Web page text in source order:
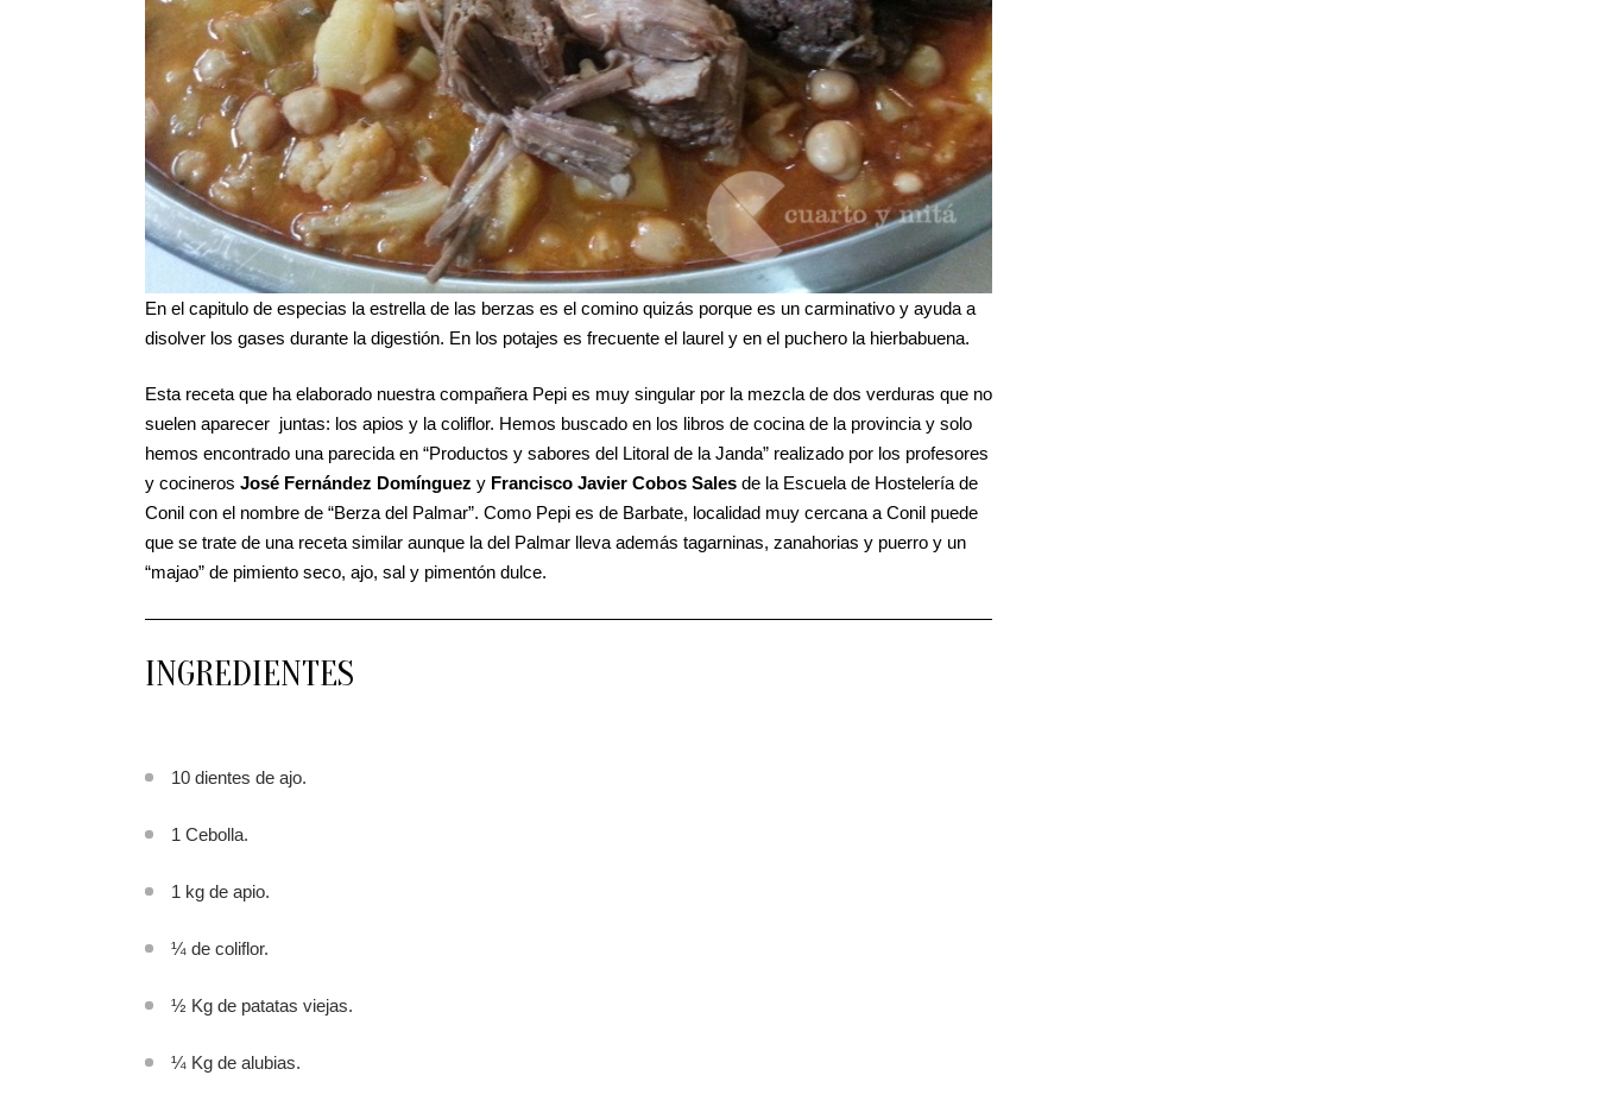
En el capitulo de especias la estrella de las berzas es el comino quizás porque es un carminativo y ayuda a
disolver los gases durante la digestión. En los potajes es frecuente el laurel y en el puchero la hierbabuena.
Esta receta que ha elaborado nuestra compañera Pepi es muy singular por la mezcla de dos verduras que no
suelen aparecer juntas: los apios y la coliflor. Hemos buscado en los libros de cocina de la provincia y solo
hemos encontrado una parecida en “Productos y sabores del Litoral de la Janda” realizado por los profesores
y cocineros José Fernández Domínguez y Francisco Javier Cobos Sales de la Escuela de Hostelería de
Conil con el nombre de “Berza del Palmar”. Como Pepi es de Barbate, localidad muy cercana a Conil puede
que se trate de una receta similar aunque la del Palmar lleva además tagarninas, zanahorias y puerro y un
“majao” de pimiento seco, ajo, sal y pimentón dulce.
INGREDIENTES
10 dientes de ajo.
1 Cebolla.
1 kg de apio.
¼ de coliflor.
½ Kg de patatas viejas.
¼ Kg de alubias.